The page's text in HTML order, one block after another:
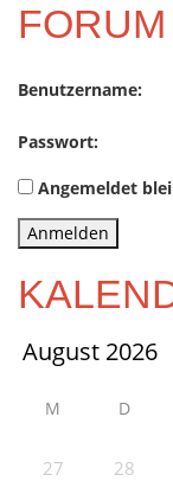
Benutzername:
Passwort:
Angemeldet
Anmelden
M D
27 28